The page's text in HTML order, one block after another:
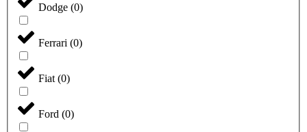
Dodge (0)
Ferrari (0)
Fiat (0)
Ford (0)